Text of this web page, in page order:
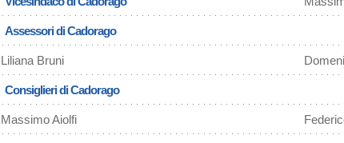
Assessori di Cadorago
Liliana Bruni
Consiglieri di Cadorago
Massimo Aiolfi